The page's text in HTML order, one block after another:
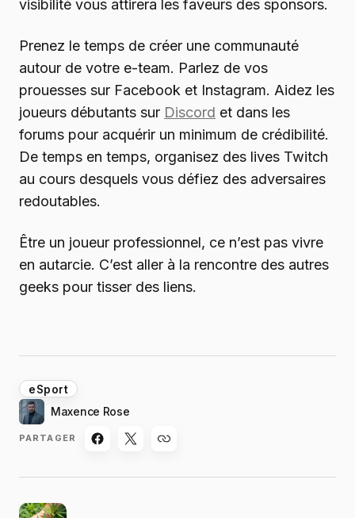
visibilité vous attirera les faveurs des sponsors.
Prenez le temps de créer une communauté
autour de votre e-team. Parlez de vos
prouesses sur Facebook et Instagram. Aidez les
joueurs débutants sur Discord et dans les
forums pour acquérir un minimum de crédibilité.
De temps en temps, organisez des lives Twitch
au cours desquels vous défiez des adversaires
redoutables.
Être un joueur professionnel, ce n’est pas vivre
en autarcie. C’est aller à la rencontre des autres
geeks pour tisser des liens.
eSport
Maxence Rose
PARTAGER